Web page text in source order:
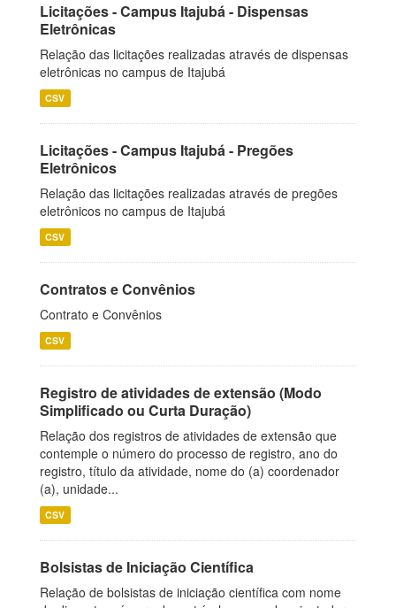
Licitações - Campus Itajubá - Dispensas
Eletrônicas
Relação das licitações realizadas através de dispensas
eletrônicas no campus de Itajubá
CSV
Licitações - Campus Itajubá - Pregões
Eletrônicos
Relação das licitações realizadas através de pregões
eletrônicos no campus de Itajubá
CSV
Contratos e Convênios
Contrato e Convênios
CSV
Registro de atividades de extensão (Modo
Simplificado ou Curta Duração)
Relação dos registros de atividades de extensão que
contemple o número do processo de registro, ano do
registro, título da atividade, nome do (a) coordenador
(a), unidade...
CSV
Bolsistas de Iniciação Científica
Relação de bolsistas de iniciação científica com nome